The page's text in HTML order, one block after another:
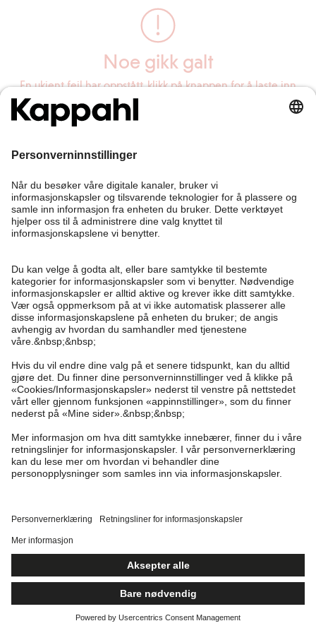
Noe gikk galt
En ukjent feil har oppstått, klikk på knappen for å laste inn
siden på nytt.